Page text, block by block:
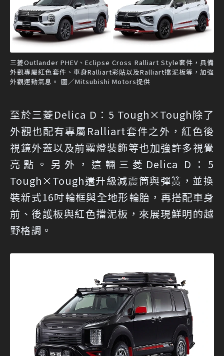
三菱Outlander PHEV、Eclipse Cross Ralliart Style套件，具備
外觀專屬紅色套件、車身Ralliart彩貼以及Ralliart擋泥板等，加強
外觀運動氣息。 圖／Mitsubishi Motors提供
至於三菱Delica D：5 Tough×Tough除了
外觀也配有專屬Ralliart套件之外，紅色後
視鏡外蓋以及前霧燈裝飾等也加強許多視覺
亮點。另外，這輛三菱Delica D：5
Tough×Tough還升級減震筒與彈簧，並換
裝新式16吋輪框與全地形輪胎，再搭配車身
前、後護板與紅色擋泥板，來展現鮮明的越
野格調。